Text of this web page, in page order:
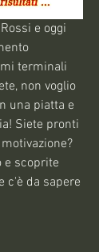
e oggi
terminali
non voglio
una piatta e
Siete pronti
e scoprite
c'è da sapere